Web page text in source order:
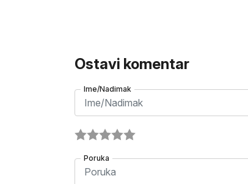
Ostavi komentar
Ime/Nadimak
Poruka